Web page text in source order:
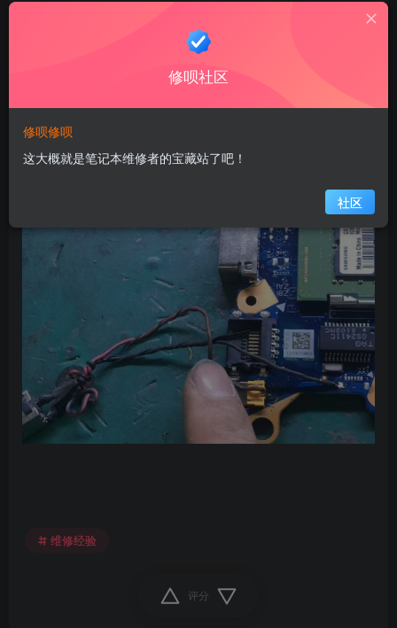
源口后面焊线来维修。然而这是不行的。这种 小细口虽
然没有中间针 但是它有检测脚 。从后面飞线是不能触发
维修经验
评分
修呗社区
修呗修呗
这大概就是笔记本维修者的宝藏站了吧！
社区